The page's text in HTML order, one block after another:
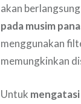
akan
pada musim
menggunakan
memungkinkan
Untuk mengatasi